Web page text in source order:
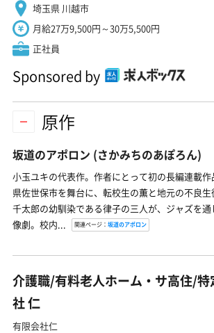
埼玉県 川越市
月給27万9,500円～30万5,500円
正社員
Sponsored by
原作
坂道のアポロン (さかみちのあぽろん)
小玉ユキの代表作。作者にとって初の長編連載
県佐世保市を舞台に、転校生の薫と地元の不良
千太郎の幼馴染である律子の三人が、ジャズを
像劇。校内...
関連ページ： 坂道のアポロン
介護職/有料老人ホーム・サ高住/
社 仁
有限会社仁